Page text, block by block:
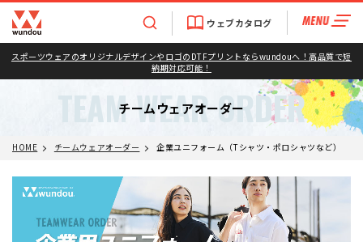
スポーツウェアのオリジナルデザインやロゴのDTFプリントならwundouへ！高品質で短
納期対応可能！
ウェブカタログ
チームウェアオーダー
TEAM WEAR ORDER
HOME チームウェアオーダー 企業ユニフォーム（Tシャツ・ポロシャツなど）